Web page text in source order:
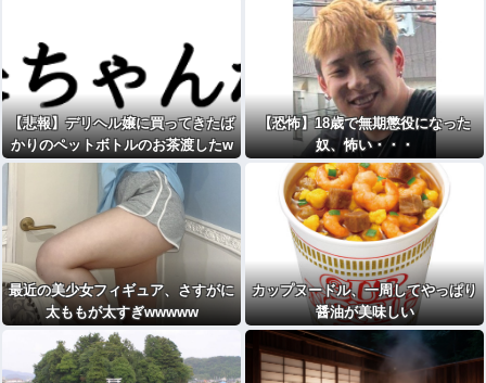
【悲報】デリヘル嬢に買ってきたば
かりのペットボトルのお茶渡したw
www
【恐怖】18歳で無期懲役になった
奴、怖い・・・
最近の美少女フィギュア、さすがに
太ももが太すぎwwwww
カップヌードル、一周してやっぱり
醤油が美味しい